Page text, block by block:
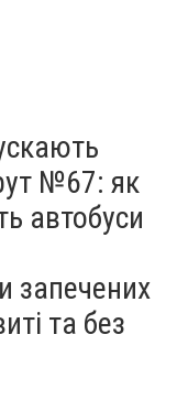
№67: як
автобуси
запечених
та без